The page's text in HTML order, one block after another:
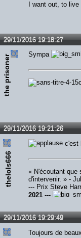
I want out, to
29/11/2016 19:18:27
the prisoner Sympa
29/11/2016 19:21:26
thelols666
c'est
« N'écoutant que
d'intervenir. » -
--- Prix Steve
2021 ---
29/11/2016 19:29:49
Toujours de